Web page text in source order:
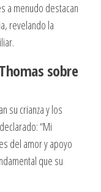
a menudo destacan
revelando la
sobre
su crianza y los
“Mi
del amor y apoyo
que su